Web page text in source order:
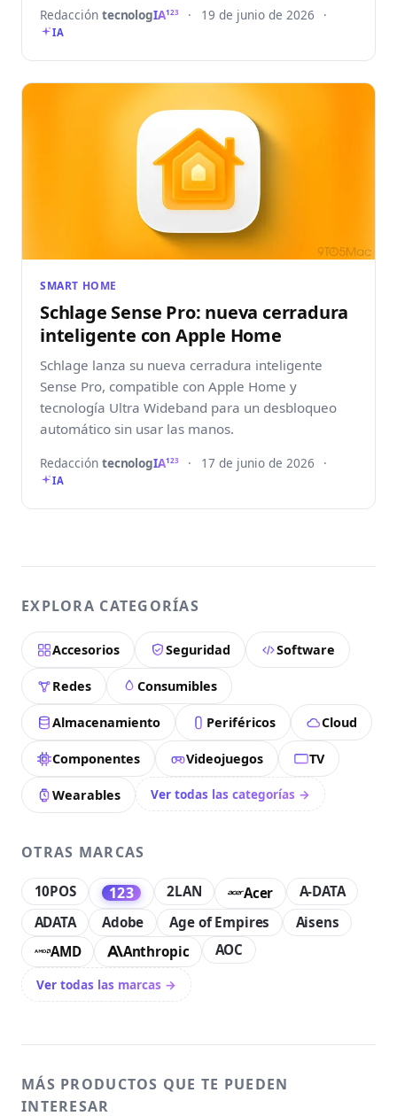
Redacción tecnologIA123 · 19 de junio de 2026 ·
IA
SMART HOME
Schlage Sense Pro: nueva cerradura
inteligente con Apple Home
Schlage lanza su nueva cerradura inteligente
Sense Pro, compatible con Apple Home y
tecnología Ultra Wideband para un desbloqueo
automático sin usar las manos.
Redacción tecnologIA123 · 17 de junio de 2026 ·
IA
EXPLORA CATEGORÍAS
Accesorios Seguridad Software
Redes Consumibles
Almacenamiento Periféricos Cloud
Componentes Videojuegos TV
Wearables Ver todas las categorías →
OTRAS MARCAS
10POS 123 2LAN Acer
A-DATA
ADATA
Adobe Age of Empires
Aisens
AMD
Anthropic AOC
Ver todas las marcas →
MÁS PRODUCTOS QUE TE PUEDEN
INTERESAR